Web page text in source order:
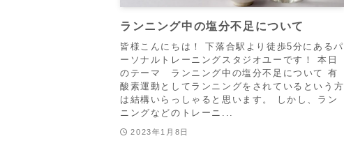
ランニング中の塩分不足について
皆様こんにちは！ 下落合駅より徒歩5分にあるパ
ーソナルトレーニングスタジオユーです！ 本日
のテーマ ランニング中の塩分不足について 有
酸素運動としてランニングをされているという方
は結構いらっしゃると思います。 しかし、ラン
ニングなどのトレーニ...
2023年1月8日